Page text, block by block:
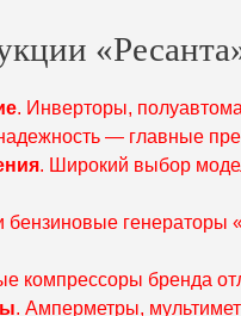
. Инверторы,
— главные
. Широкий выбор
бензиновые генераторы
компрессоры бренда
. Амперметры,